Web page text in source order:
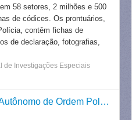
58 setores, 2 milhões e 500
de códices. Os prontuários,
contêm fichas de
de declaração, fotografias,
de Investigações Especiais
Departamento Autônomo de Ordem Política e Social do Estado do Rio de Janeiro